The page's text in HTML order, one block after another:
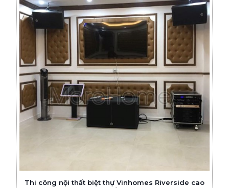
Thi công nội thất biệt thự Vinhomes Riverside cao